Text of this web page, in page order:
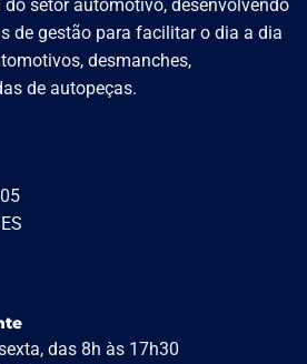
do setor automotivo, desenvolvendo
de gestão para facilitar o dia a dia
desmanches,
de autopeças.
das 8h às 17h30